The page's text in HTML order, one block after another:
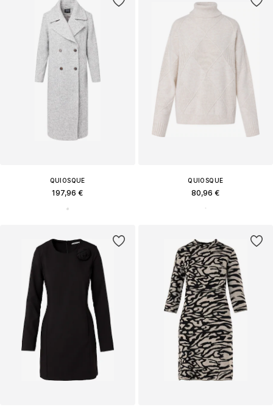
QUIOSQUE
197,96 €
QUIOSQUE
80,96 €